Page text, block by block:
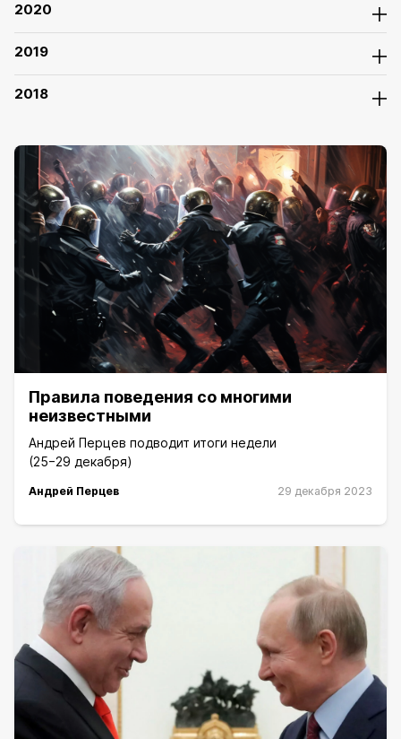
2020
2019
2018
Правила поведения со многими
неизвестными
Андрей Перцев подводит итоги недели
(25−29 декабря)
Андрей Перцев 29 декабря 2023